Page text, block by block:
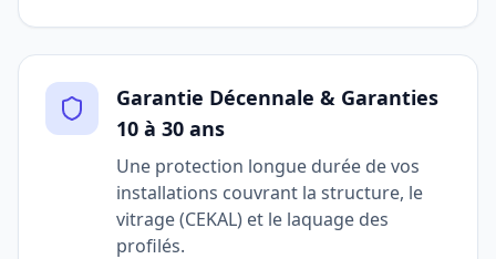
Garantie Décennale & Garanties
10 à 30 ans
Une protection longue durée de vos
installations couvrant la structure, le
vitrage (CEKAL) et le laquage des
profilés.